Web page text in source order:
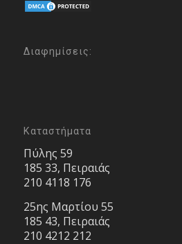
Διαφημίσεις:
Καταστήματα
Πύλης 59
185 33, Πειραιάς
210 4118 176
25ης Μαρτίου 55
185 43, Πειραιάς
210 4212 212